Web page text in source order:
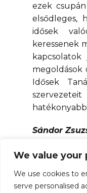
We value your
We use cookies to
serve personalised
ezek
elsődleges,
idősek
keressenek
megoldások
Idősek
Sándor